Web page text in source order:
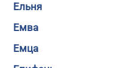
Ельня
Емва
Емца